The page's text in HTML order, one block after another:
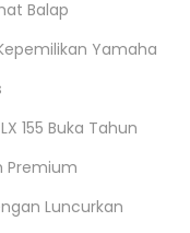
Balap
Yamaha
155 Buka Tahun
Premium
Luncurkan